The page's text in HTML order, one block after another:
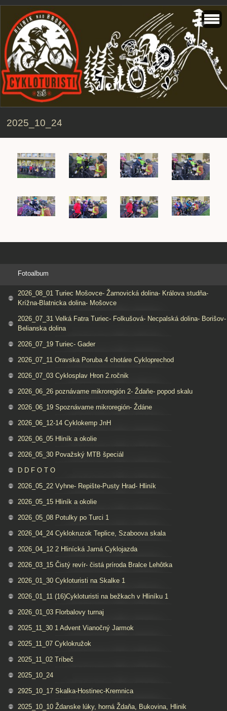
2025_10_24
Fotoalbum
2026_08_01 Turiec Mošovce- Žarnovická dolina- Králova studňa-
Krížna-Blatnicka dolina- Mošovce
2026_07_31 Velká Fatra Turiec- Folkušová- Necpalská dolina- Borišov-
Belianska dolina
2026_07_19 Turiec- Gader
2026_07_11 Oravska Poruba 4 chotáre Cykloprechod
2026_07_03 Cyklosplav Hron 2.ročnik
2026_06_26 poznávame mikroregión 2- Ždaňe- popod skalu
2026_06_19 Spoznávame mikroregión- Ždáne
2026_06_12-14 Cyklokemp JnH
2026_06_05 Hliník a okolie
2026_05_30 Považský MTB špeciál
D D F O T O
2026_05_22 Vyhne- Repište-Pusty Hrad- Hliník
2026_05_15 Hliník a okolie
2026_05_08 Potulky po Turci 1
2026_04_24 Cyklokruzok Teplice, Szaboova skala
2026_04_12 2 Hlinícká Jarná Cyklojazda
2026_03_15 Čistý revír- čistá príroda Bralce Lehôtka
2026_01_30 Cykloturisti na Skalke 1
2026_01_11 (16)Cykloturisti na bežkach v Hliníku 1
2026_01_03 Florbalovy turnaj
2025_11_30 1 Advent Vianočný Jarmok
2025_11_07 Cyklokružok
2025_11_02 Tríbeč
2025_10_24
2925_10_17 Skalka-Hostinec-Kremnica
2025_10_10 Ždanske lúky, horná Ždaňa, Bukovina, Hlinik